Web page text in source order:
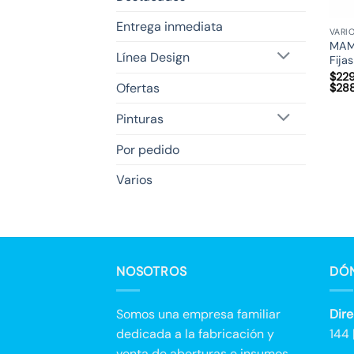
Entrega inmediata
Línea Design
Ofertas
Pinturas
Por pedido
Varios
$
$
NOSOTROS
Somos una empresa familiar
dedicada a la fabricación y
144